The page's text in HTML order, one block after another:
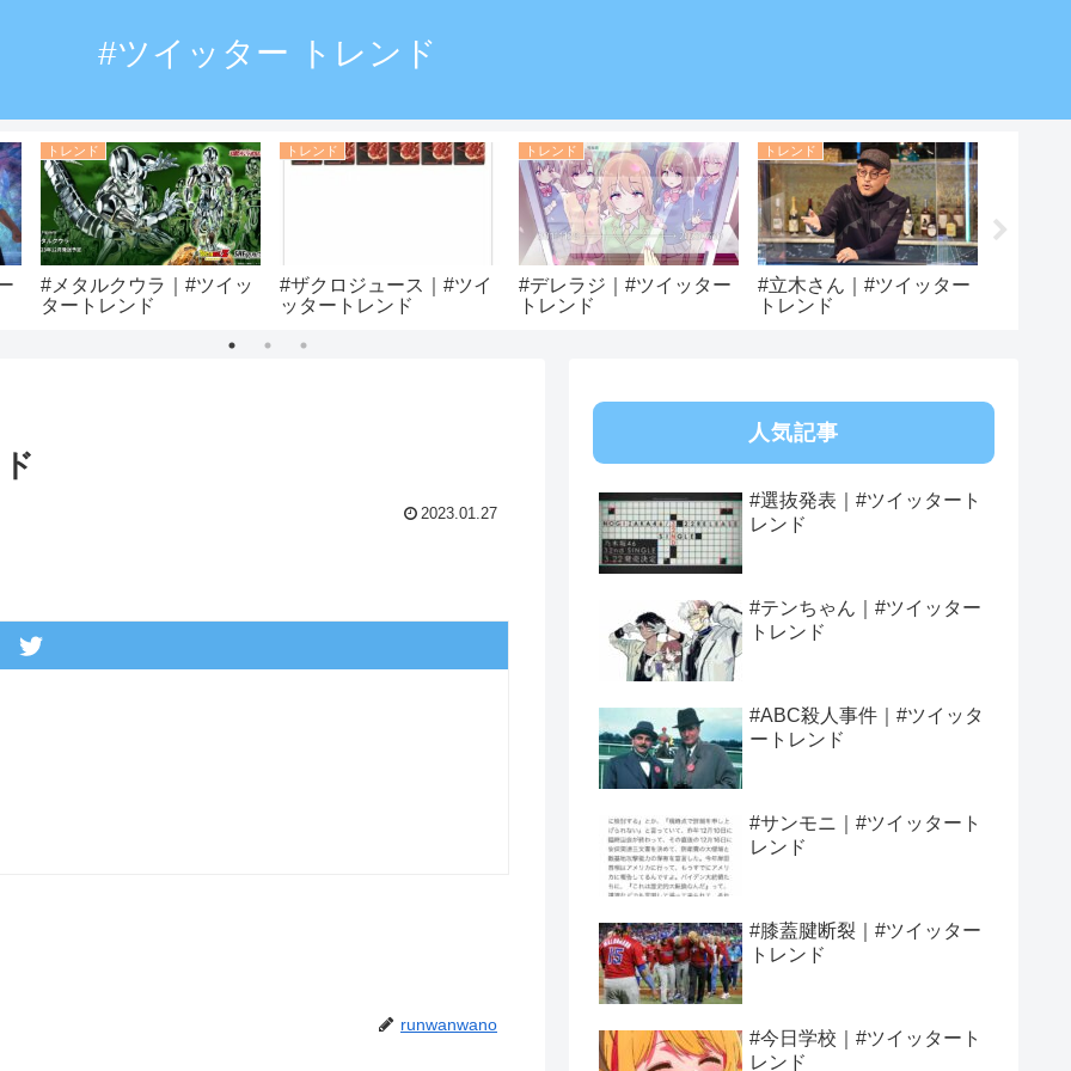
#ツイッター トレンド
トレンド
#メタルクウラ｜#ツイッ
タートレンド
トレンド
#ザクロジュース｜#ツイ
ッタートレンド
トレンド
#デレラジ｜#ツイッター
トレンド
トレンド
#立木さん｜#ツイッター
トレンド
トレン
2023.01.27
runwanwano
人気記事
#選抜発表｜#ツイッタート
レンド
#テンちゃん｜#ツイッター
トレンド
#ABC殺人事件｜#ツイッタ
ートレンド
#サンモニ｜#ツイッタート
レンド
#膝蓋腱断裂｜#ツイッター
トレンド
#今日学校｜#ツイッタート
レンド